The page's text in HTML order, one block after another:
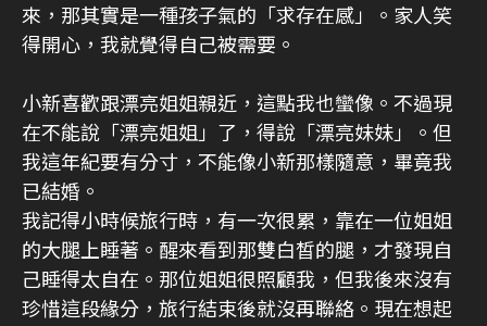
來，那其實是一種孩子氣的「求存在感」。家人笑
得開心，我就覺得自己被需要。
小新喜歡跟漂亮姐姐親近，這點我也蠻像。不過現
在不能說「漂亮姐姐」了，得說「漂亮妹妹」。但
我這年紀要有分寸，不能像小新那樣隨意，畢竟我
已結婚。
我記得小時候旅行時，有一次很累，靠在一位姐姐
的大腿上睡著。醒來看到那雙白皙的腿，才發現自
己睡得太自在。那位姐姐很照顧我，但我後來沒有
珍惜這段緣分，旅行結束後就沒再聯絡。現在想起